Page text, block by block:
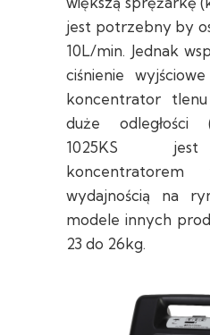
jest potrzebny by
10L/min. Jednak
ciśnienie
koncentrator
duże odległości
1025KS jest
wydajnością na
modele innych
23 do 26kg.